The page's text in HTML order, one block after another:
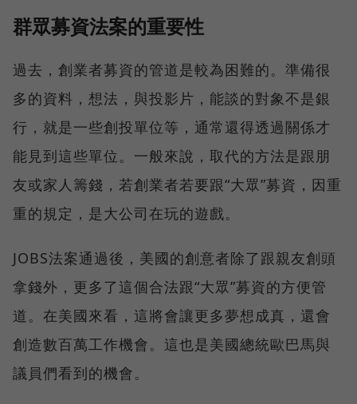
群眾募資法案的重要性
過去，創業者募資的管道是較為困難的。準備很
多的資料，想法，與投影片，能談的對象不是銀
行，就是一些創投單位等，通常還得透過關係才
能見到這些單位。一般來說，取代的方法是跟朋
友或家人籌錢，若創業者若要跟“大眾”募資，因重
重的規定，是大公司在玩的遊戲。
JOBS法案通過後，美國的創意者除了跟親友創頭
拿錢外，更多了這個合法跟“大眾”募資的方便管
道。在美國來看，這將會讓更多夢想成真，還會
創造數百萬工作機會。這也是美國總統歐巴馬與
議員們看到的機會。